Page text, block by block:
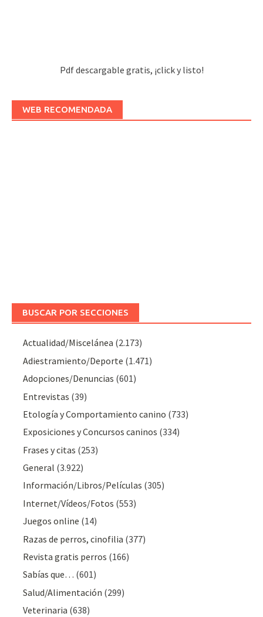
Pdf descargable gratis, ¡click y listo!
WEB RECOMENDADA
BUSCAR POR SECCIONES
Actualidad/Miscelánea (2.173)
Adiestramiento/Deporte (1.471)
Adopciones/Denuncias (601)
Entrevistas (39)
Etología y Comportamiento canino (733)
Exposiciones y Concursos caninos (334)
Frases y citas (253)
General (3.922)
Información/Libros/Películas (305)
Internet/Vídeos/Fotos (553)
Juegos online (14)
Razas de perros, cinofilia (377)
Revista gratis perros (166)
Sabías que… (601)
Salud/Alimentación (299)
Veterinaria (638)